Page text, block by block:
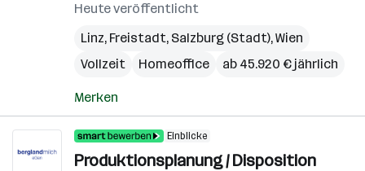
Heute veröffentlicht
Linz, Freistadt, Salzburg (Stadt),Wien
Vollzeit
Homeoffice ab 45.920 € jährlich
Merken
Einblicke
Produktionsplanung / Disposition